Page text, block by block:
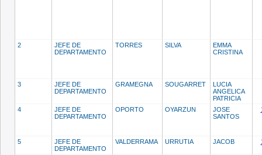
2
JEFE DE
DEPARTAMENTO
TORRES SILVA
EMMA
CRISTINA
3
JEFE DE
DEPARTAMENTO
GRAMEGNA SOUGARRET
LUCIA
ANGELICA
PATRICIA
4
JEFE DE
DEPARTAMENTO
OPORTO OYARZUN
JOSE
SANTOS
5
JEFE DE
DEPARTAMENTO
VALDERRAMA URRUTIA JACOB